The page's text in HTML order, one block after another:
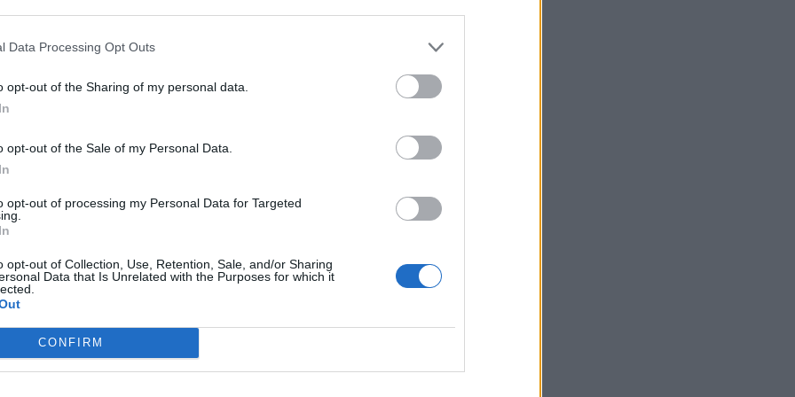
Data Processing Opt Outs
opt-out of the Sharing of my personal data.
opt-out of the Sale of my Personal Data.
opt-out of processing my Personal Data for Targeted
opt-out of Collection, Use, Retention, Sale, and/or Sharing
Data that Is Unrelated with the Purposes for which it
CONFIRM
πόλεμο με το Ιράν, διαφωνώ με την
τη γενοκτονία που γίνεται στην
σε μία συνέντευξή του, που δημοσιεύεται
Post.
Τραμπ δεν παρεμβαίνουν στη σχέση μου με
από αυτόν είναι να συμπεριφερθεί στη
ο δημοκρατικά εκλεγμένος πρόεδρος
με τον Ντόναλντ Τραμπ θα βοηθήσει στην
χώρα του και στην πρόληψη επιβολής